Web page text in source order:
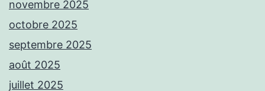
novembre 2025
octobre 2025
septembre 2025
août 2025
juillet 2025